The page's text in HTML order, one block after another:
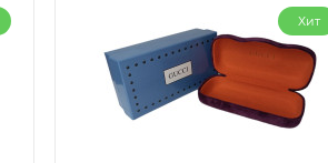
Хит